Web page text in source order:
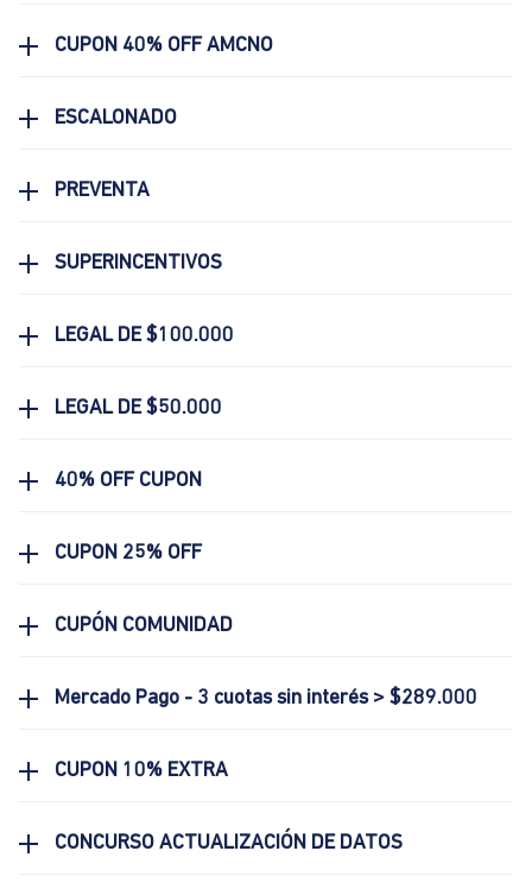
CUPON 40% OFF AMCNO
ESCALONADO
PREVENTA
SUPERINCENTIVOS
LEGAL DE $100.000
LEGAL DE $50.000
40% OFF CUPON
CUPON 25% OFF
CUPÓN COMUNIDAD
Mercado Pago - 3 cuotas sin interés > $289.000
CUPON 10% EXTRA
CONCURSO ACTUALIZACIÓN DE DATOS